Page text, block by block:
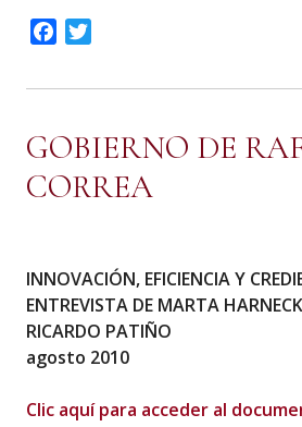
Facebook
GOBIERNO DE
CORREA
INNOVACIÓN, EFICIENCIA Y
ENTREVISTA DE MARTA
RICARDO PATIÑO
agosto 2010
Clic aquí para acceder al